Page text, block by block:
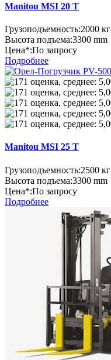
Manitou MSI 20 T
Грузоподъемность:2000 кг
Высота подъема:3300 mm
Цена*:По запросу
Подробнее
Manitou MSI 25 T
Грузоподъемность:2500 кг
Высота подъема:3300 mm
Цена*:По запросу
Подробнее